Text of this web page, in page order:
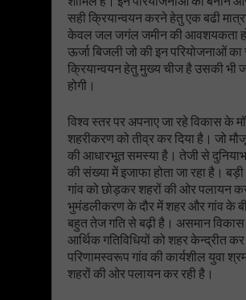
सही क्रियान्वयन करने हेतु एक बढी
केवल जल जगंल जमीन की आवशयकता
ऊर्जा बिजली जो की इन परियोजनाओं का
क्रियान्वयन हेतु मुख्य चीज है उसकी भी
होगी।
विश्व स्तर पर अपनाए जा रहे विकास के
शहरीकरण को तीव्र कर दिया है। जो
की आधारभूत समस्या है। तेजी से
की संख्या में इजाफा होता जा रहा है।
गांव को छोड़कर शहरों की ओर पलायन
भुमंडलीकरण के दौर में शहर और गांव के
बहुत तेज गति से बढ़ी है। असमान विकास
आर्थिक गतिविधियों को शहर केन्द्रीत कर
परिणामस्वरूप गांव की कार्यशील युवा
शहरों की ओर पलायन कर रही है।